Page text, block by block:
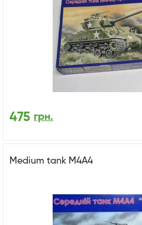
475 грн.
Medium tank M4A4